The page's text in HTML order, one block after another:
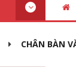
CHÂN BÀN